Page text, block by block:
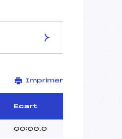
–
6X1.3 km
Imprimer
Ecart
00:00.0